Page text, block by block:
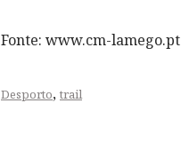
Fonte: www.cm-lamego.pt
Desporto, trail